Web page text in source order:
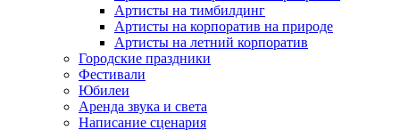
Артисты на тимбилдинг
Артисты на корпоратив на природе
Артисты на летний корпоратив
Городские праздники
Фестивали
Юбилеи
Аренда звука и света
Написание сценария